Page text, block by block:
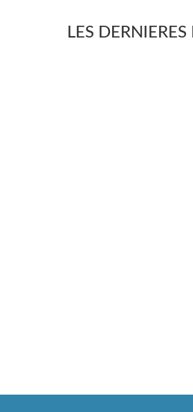
LES